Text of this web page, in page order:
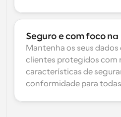
Seguro e com foco
Mantenha os seus
clientes protegidos com
características de
conformidade para